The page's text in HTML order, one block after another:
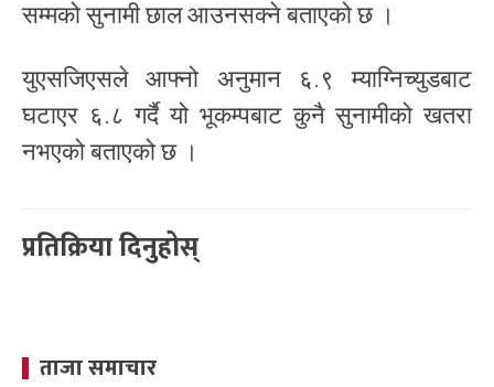
सम्मको सुनामी छाल आउनसक्ने बताएको छ ।
युएसजिएसले आफ्नो अनुमान ६.९ म्याग्निच्युडबाट
घटाएर ६.८ गर्दै यो भूकम्पबाट कुनै सुनामीको खतरा
नभएको बताएको छ ।
प्रतिक्रिया दिनुहोस्
ताजा समाचार